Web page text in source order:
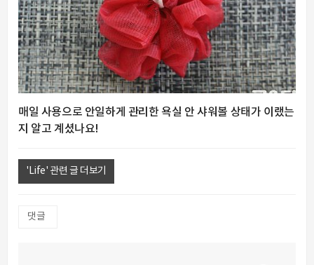
매일 사용으로 안일하게 관리한 욕실 안 샤워볼 상태가 이랬는
지 알고 계셨나요!
'Life' 관련 글 더보기
댓글